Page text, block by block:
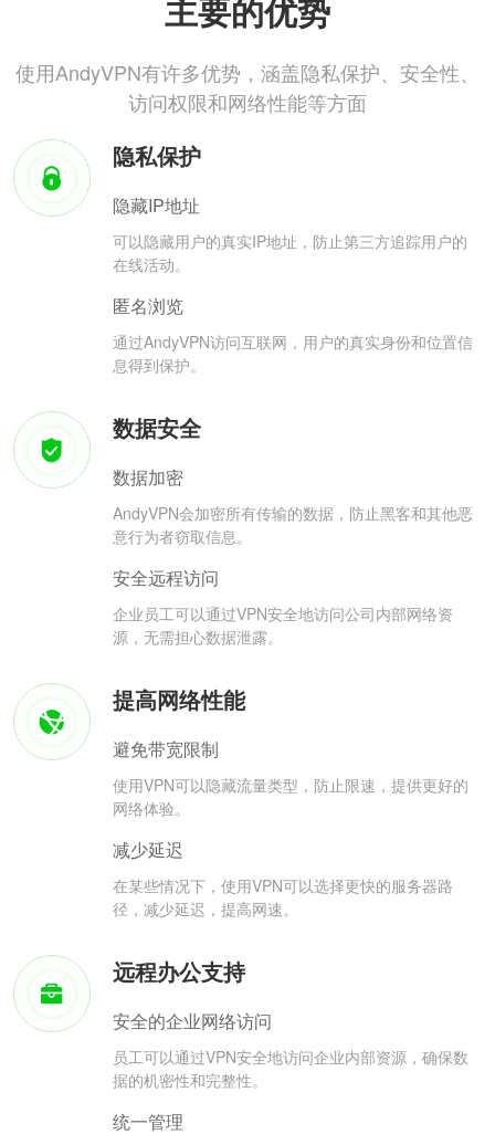
主要的优势
使用AndyVPN有许多优势，涵盖隐私保护、安全性、
访问权限和网络性能等方面
隐私保护
隐藏IP地址
可以隐藏用户的真实IP地址，防止第三方追踪用户的
在线活动。
匿名浏览
通过AndyVPN访问互联网，用户的真实身份和位置信
息得到保护。
数据安全
数据加密
AndyVPN会加密所有传输的数据，防止黑客和其他恶
意行为者窃取信息。
安全远程访问
企业员工可以通过VPN安全地访问公司内部网络资
源，无需担心数据泄露。
提高网络性能
避免带宽限制
使用VPN可以隐藏流量类型，防止限速，提供更好的
网络体验。
减少延迟
在某些情况下，使用VPN可以选择更快的服务器路
径，减少延迟，提高网速。
远程办公支持
安全的企业网络访问
员工可以通过VPN安全地访问企业内部资源，确保数
据的机密性和完整性。
统一管理